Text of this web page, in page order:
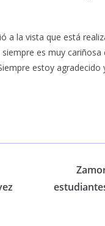
a la vista que está
es muy
estoy